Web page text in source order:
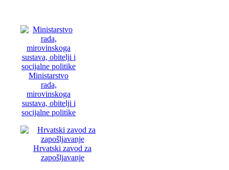
Ministarstvo
rada,
mirovinskoga
sustava, obitelji i
socijalne politike
Hrvatski zavod za
zapošljavanje